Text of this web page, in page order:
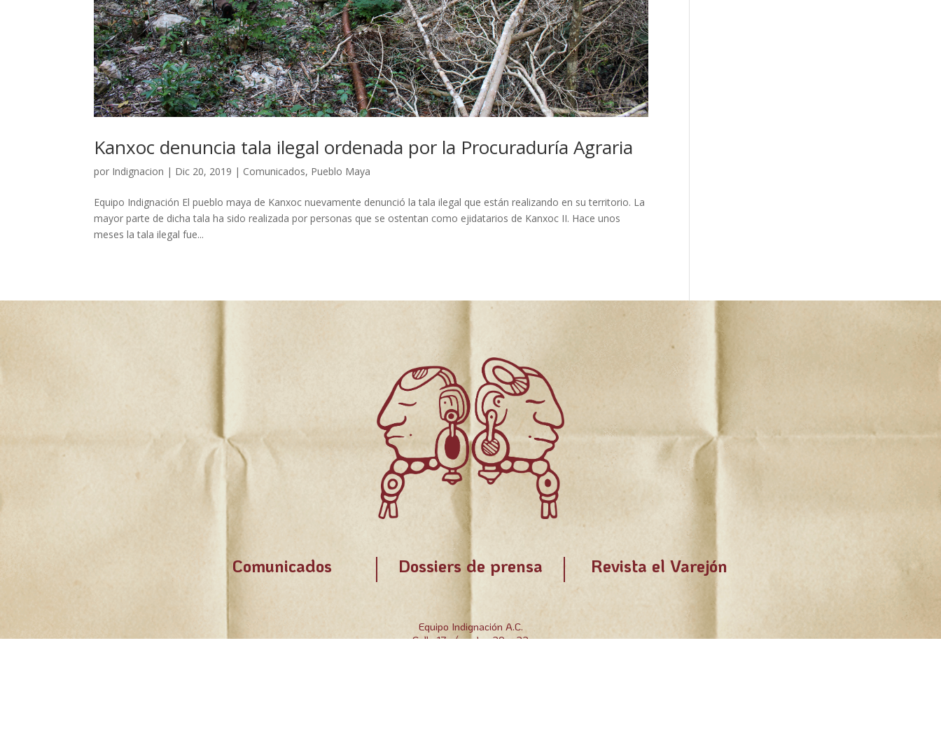
Kanxoc denuncia tala ilegal ordenada por la Procuraduría Agraria
por Indignacion | Dic 20, 2019 | Comunicados, Pueblo Maya
Equipo Indignación El pueblo maya de Kanxoc nuevamente denunció la tala ilegal que están realizando en su territorio. La
mayor parte de dicha tala ha sido realizada por personas que se ostentan como ejidatarios de Kanxoc II. Hace unos
meses la tala ilegal fue...
Comunicados Dossiers de prensa Revista el Varejón
Equipo Indignación A.C.
Calle 17 s/n entre 20 y 22